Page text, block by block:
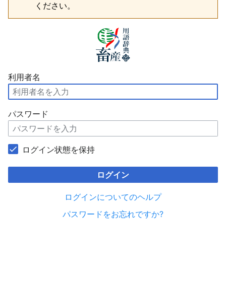
ください。
利用者名
パスワード
ログイン状態を保持
ログイン
ログインについてのヘルプ
パスワードをお忘れですか?